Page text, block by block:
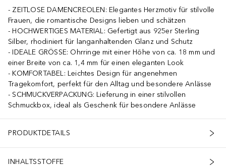
ZEITLOSE DAMENCREOLEN: Elegantes Herzmotiv für stilvolle
Frauen, die romantische Designs lieben und schätzen
HOCHWERTIGES MATERIAL: Gefertigt aus 925er Sterling
Silber, rhodiniert für langanhaltenden Glanz und Schutz
IDEALE GRÖSSE: Ohrringe mit einer Höhe von ca. 18 mm und
einer Breite von ca. 1,4 mm für einen eleganten Look
KOMFORTABEL: Leichtes Design für angenehmen
Tragekomfort, perfekt für den Alltag und besondere Anlässe
SCHMUCKVERPACKUNG: Lieferung in einer stilvollen
Schmuckbox, ideal als Geschenk für besondere Anlässe
PRODUKTDETAILS
INHALTSSTOFFE